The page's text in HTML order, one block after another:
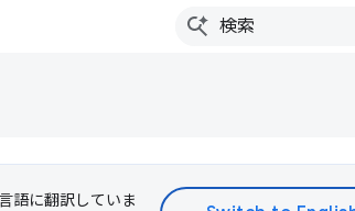
語に翻訳していま